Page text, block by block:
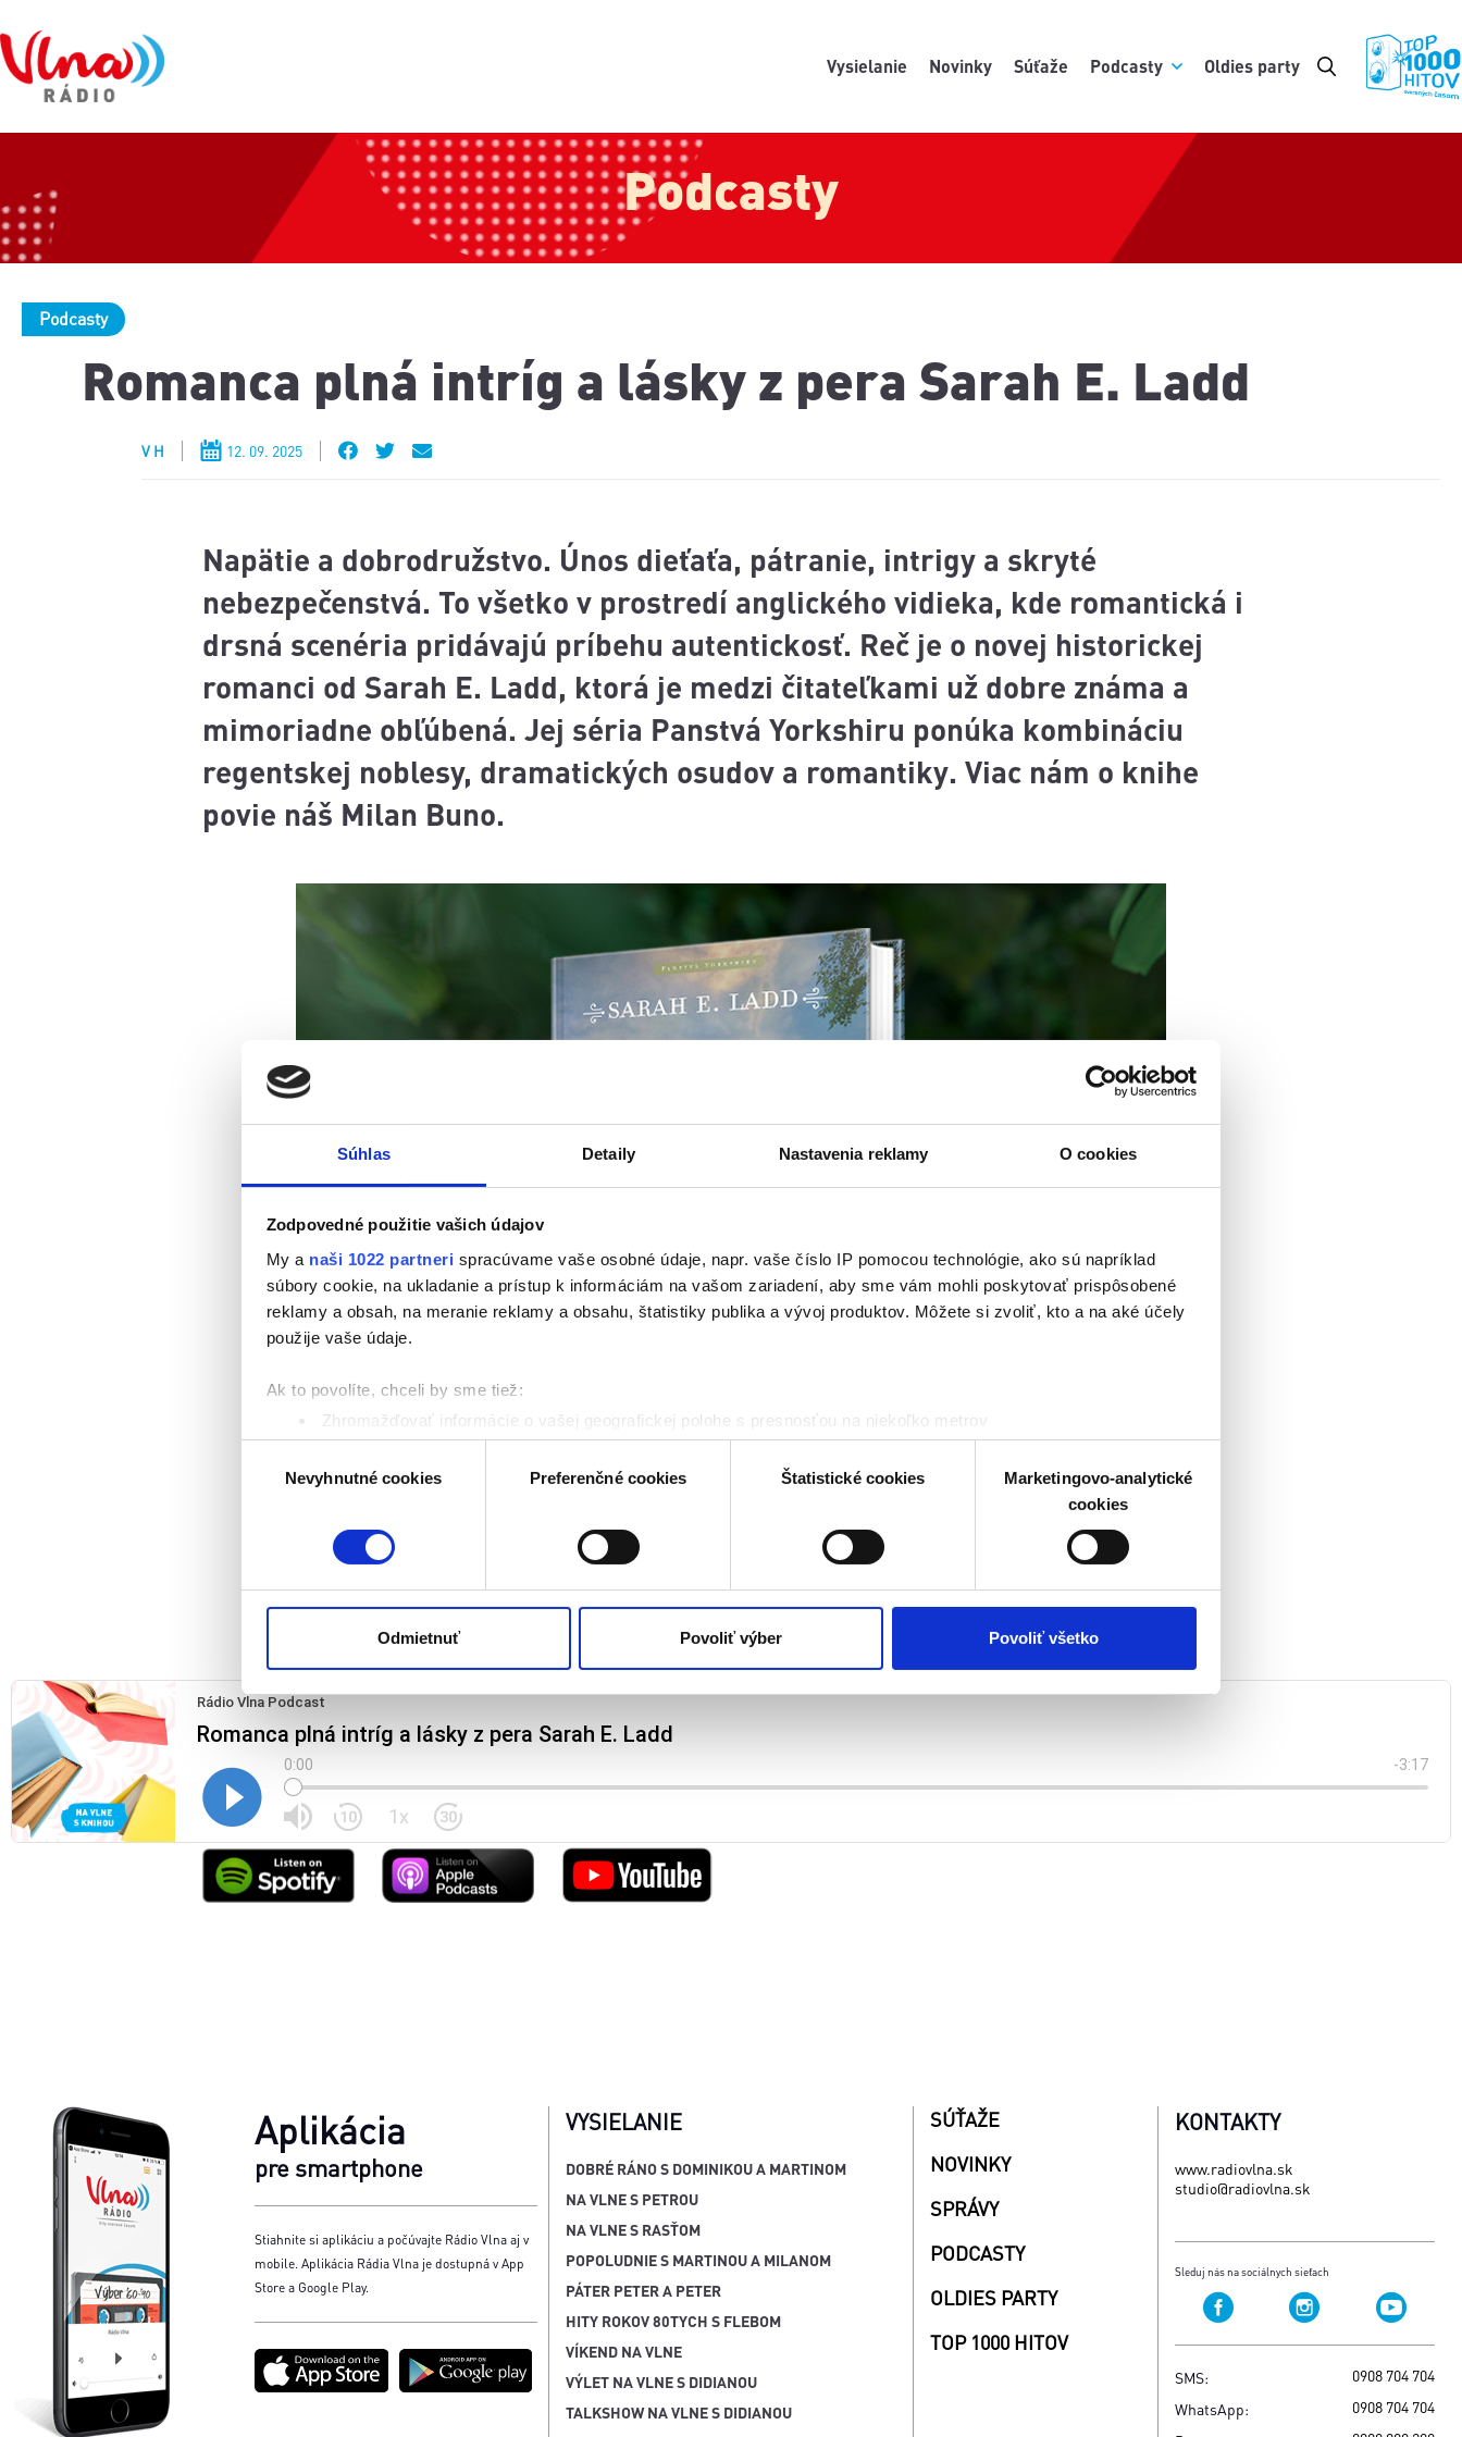
Súhlas Detaily Nastavenia reklamy O cookies
Zodpovedné použitie vašich údajov
My a naši 1022 partneri spracúvame vaše osobné údaje, napr. vaše číslo IP pomocou technológie, ako sú napríklad
súbory cookie, na ukladanie a prístup k informáciám na vašom zariadení, aby sme vám mohli poskytovať prispôsobené
reklamy a obsah, na meranie reklamy a obsahu, štatistiky publika a vývoj produktov. Môžete si zvoliť, kto a na aké účely
použije vaše údaje.
Ak to povolíte, chceli by sme tiež:
Zhromažďovať informácie o vašej geografickej polohe s presnosťou na niekoľko metrov
Identifikovať vaše zariadenie aktívnym skenovaním konkrétnych charakteristík (odtlačky prstov).
Viac informácií o tom, ako sa spracúvajú vaše osobné údaje, nájdete v časti s vašimi nastaveniami. Súhlas môžete
Naša webstránka používa cookies. Aktívnym nastavením nám udelíte súhlas s využívaním štatistických a marketingovo-
jednoducho ako ste nám ho udelili opätovným vyvolaním tejto cookie lišty cez nastavenia ochrany súkromia. Odvolanie
súhlasu nemá vplyv na zákonnosť spracúvania vychádzajúceho zo súhlasu pred jeho odvolaním. Viac informácií o
súhlasuNevyhnutné cookies Preferenčné cookies Štatistické cookies
Marketingovo-analytické
cookies
Odmietnuť Povoliť výber Povoliť všetko
Vysielanie Novinky Súťaže Podcasty Oldies party
Podcasty
Podcasty
Romanca plná intríg a lásky z pera Sarah E. Ladd
V H 12. 09. 2025
Napätie a dobrodružstvo. Únos dieťaťa, pátranie, intrigy a skryté
nebezpečenstvá. To všetko v prostredí anglického vidieka, kde romantická i
drsná scenéria pridávajú príbehu autentickosť. Reč je o novej historickej
romanci od Sarah E. Ladd, ktorá je medzi čitateľkami už dobre známa a
mimoriadne obľúbená. Jej séria Panstvá Yorkshiru ponúka kombináciu
regentskej noblesy, dramatických osudov a romantiky. Viac nám o knihe
povie náš Milan Buno.
Aplikácia
pre smartphone
Stiahnite si aplikáciu a počúvajte Rádio Vlna aj v
mobile. Aplikácia Rádia Vlna je dostupná v App
Store a Google Play.
VYSIELANIE
DOBRÉ RÁNO S DOMINIKOU A MARTINOM
NA VLNE S PETROU
NA VLNE S RASŤOM
POPOLUDNIE S MARTINOU A MILANOM
PÁTER PETER A PETER
HITY ROKOV 80TYCH S FLEBOM
VÍKEND NA VLNE
VÝLET NA VLNE S DIDIANOU
TALKSHOW NA VLNE S DIDIANOU
SÚŤAŽE
NOVINKY
SPRÁVY
PODCASTY
OLDIES PARTY
TOP 1000 HITOV
KONTAKTY
www.radiovlna.sk
studio@radiovlna.sk
Sleduj nás na sociálnych sieťach
SMS:
0908 704 704
WhatsApp:
0908 704 704